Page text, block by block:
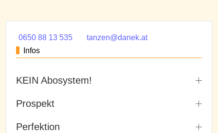
0650 88 13 535
tanzen@danek.at
Infos
KEIN Abosystem!
Prospekt
Perfektion